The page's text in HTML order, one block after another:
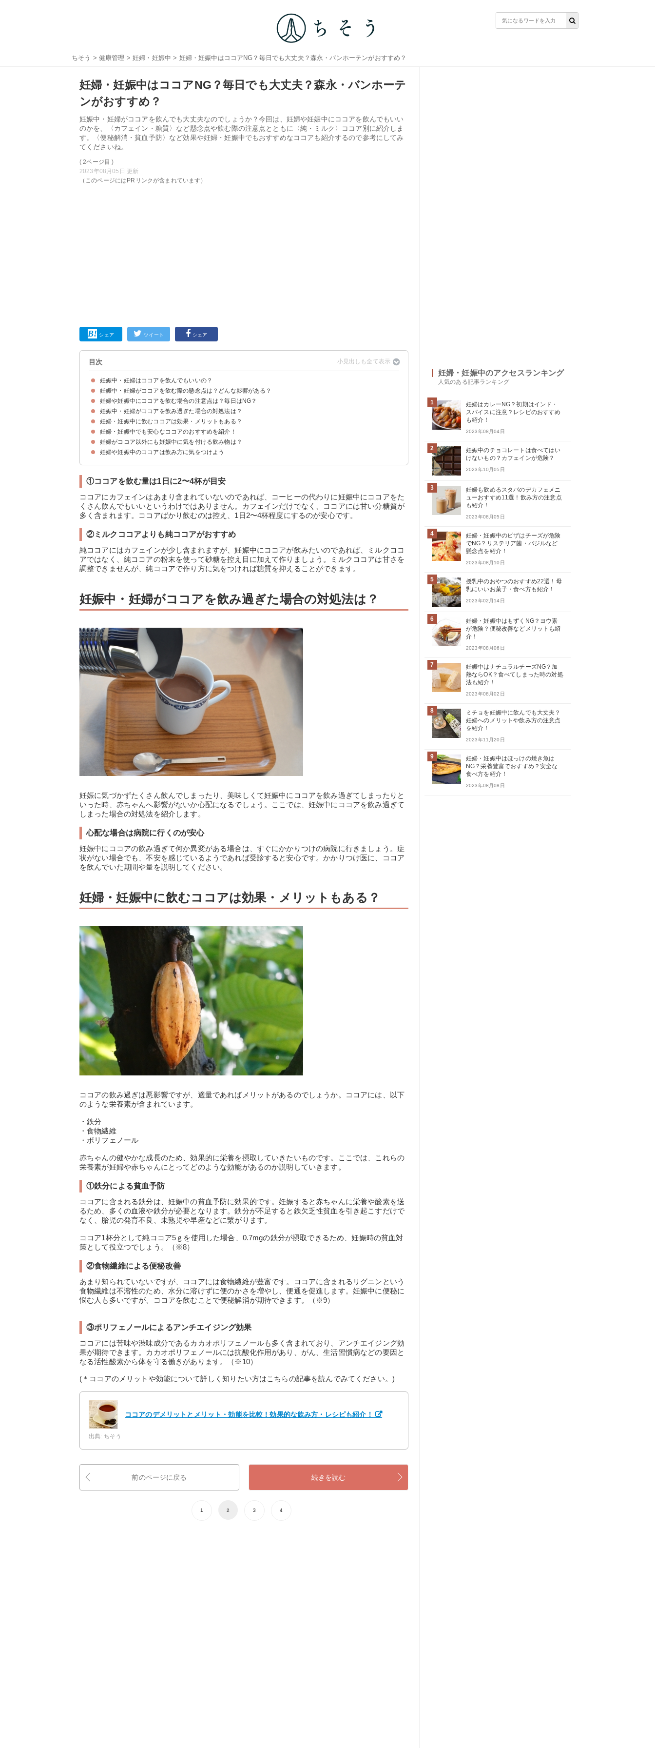
ちそう > 健康管理 >妊婦・妊娠中 > 妊婦・妊娠中はココアNG？毎日でも大丈夫？森永・バンホーテンがおすすめ？
妊婦・妊娠中はココアNG？毎日でも大丈夫？森永・バンホーテ
ンがおすすめ？
妊娠中・妊婦がココアを飲んでも大丈夫なのでしょうか？今回は、妊婦や妊娠中にココアを飲んでもいい
のかを、〈カフェイン・糖質〉など懸念点や飲む際の注意点とともに〈純・ミルク〉ココア別に紹介しま
す。〈便秘解消・貧血予防〉など効果や妊婦・妊娠中でもおすすめなココアも紹介するので参考にしてみ
てくださいね。
( 2ページ目 )
2023年08月05日 更新
（このページにはPRリンクが含まれています）
シェア ツイート シェア
目次
妊娠中・妊婦はココアを飲んでもいいの？
妊娠中のココアは飲み方に気をつければ大丈夫
妊娠中・妊婦がココアを飲む際の懸念点は？どんな影響がある？
①カフェイン
②糖質の過剰摂取による妊娠糖尿病のリスク
妊婦や妊娠中にココアを飲む場合の注意点は？毎日はNG？
①ココアを飲む量は1日に2〜4杯が目安
②ミルクココアよりも純ココアがおすすめ
妊娠中・妊婦がココアを飲み過ぎた場合の対処法は？
心配な場合は病院に行くのが安心
妊婦・妊娠中に飲むココアは効果・メリットもある？
①鉄分による貧血予防
②食物繊維による便秘改善
③ポリフェノールによるアンチエイジング効果
妊婦・妊娠中でも安心なココアのおすすめを紹介！
①森永純ココア
②牛乳屋さんのミルクココア
③バンホーテンミルクココア 糖質60％オフ
妊婦がココア以外にも妊娠中に気を付ける飲み物は？
妊婦や妊娠中のココアは飲み方に気をつけよう
①ココアを飲む量は1日に2〜4杯が目安
ココアにカフェインはあまり含まれていないのであれば、コーヒーの代わりに妊娠中にココアをた
くさん飲んでもいいというわけではありません。カフェインだけでなく、ココアには甘い分糖質が
多く含まれます。ココアばかり飲むのは控え、1日2〜4杯程度にするのが安心です。
②ミルクココアよりも純ココアがおすすめ
純ココアにはカフェインが少し含まれますが、妊娠中にココアが飲みたいのであれば、ミルクココ
アではなく、純ココアの粉末を使って砂糖を控え目に加えて作りましょう。ミルクココアは甘さを
調整できませんが、純ココアで作り方に気をつければ糖質を抑えることができます。
妊娠中・妊婦がココアを飲み過ぎた場合の対処法は？
妊娠に気づかずたくさん飲んでしまったり、美味しくて妊娠中にココアを飲み過ぎてしまったりと
いった時、赤ちゃんへ影響がないか心配になるでしょう。ここでは、妊娠中にココアを飲み過ぎて
しまった場合の対処法を紹介します。
心配な場合は病院に行くのが安心
妊娠中にココアの飲み過ぎて何か異変がある場合は、すぐにかかりつけの病院に行きましょう。症
状がない場合でも、不安を感じているようであれば受診すると安心です。かかりつけ医に、ココア
を飲んでいた期間や量を説明してください。
妊婦・妊娠中に飲むココアは効果・メリットもある？
ココアの飲み過ぎは悪影響ですが、適量であればメリットがあるのでしょうか。ココアには、以下
のような栄養素が含まれています。
・鉄分
・食物繊維
・ポリフェノール
赤ちゃんの健やかな成長のため、効果的に栄養を摂取していきたいものです。ここでは、これらの
栄養素が妊婦や赤ちゃんにとってどのような効能があるのか説明していきます。
①鉄分による貧血予防
ココアに含まれる鉄分は、妊娠中の貧血予防に効果的です。妊娠すると赤ちゃんに栄養や酸素を送
るため、多くの血液や鉄分が必要となります。鉄分が不足すると鉄欠乏性貧血を引き起こすだけで
なく、胎児の発育不良、未熟児や早産などに繋がります。
ココア1杯分として純ココア5ｇを使用した場合、0.7mgの鉄分が摂取できるため、妊娠時の貧血対
策として役立つでしょう。（※8）
②食物繊維による便秘改善
あまり知られていないですが、ココアには食物繊維が豊富です。ココアに含まれるリグニンという
食物繊維は不溶性のため、水分に溶けずに便のかさを増やし、便通を促進します。妊娠中に便秘に
悩む人も多いですが、ココアを飲むことで便秘解消が期待できます。（※9）
③ポリフェノールによるアンチエイジング効果
ココアには苦味や渋味成分であるカカオポリフェノールも多く含まれており、アンチエイジング効
果が期待できます。カカオポリフェノールには抗酸化作用があり、がん、生活習慣病などの要因と
なる活性酸素から体を守る働きがあります。（※10）
(＊ココアのメリットや効能について詳しく知りたい方はこちらの記事を読んでみてください。)
ココアのデメリットとメリット・効能を比較！効果的な飲み方・レシピも紹介！
出典: ちそう
前のページに戻る 続きを読む
1 2 3 4
妊婦・妊娠中のアクセスランキング
人気のある記事ランキング
1
妊婦はカレーNG？初期はインド・
スパイスに注意？レシピのおすすめ
も紹介！
2023年08月04日
2
妊娠中のチョコレートは食べてはい
けないもの？カフェインが危険？
2023年10月05日
3
妊婦も飲めるスタバのデカフェメニ
ューおすすめ11選！飲み方の注意点
も紹介！
2023年08月05日
4
妊婦・妊娠中のピザはチーズが危険
でNG？リステリア菌・バジルなど
懸念点を紹介！
2023年08月10日
5
授乳中のおやつのおすすめ22選！母
乳にいいお菓子・食べ方も紹介！
2023年02月14日
6
妊婦・妊娠中はもずくNG？ヨウ素
が危険？便秘改善などメリットも紹
介！
2023年08月06日
7
妊娠中はナチュラルチーズNG？加
熱ならOK？食べてしまった時の対処
法も紹介！
2023年08月02日
8
ミチョを妊娠中に飲んでも大丈夫？
妊婦へのメリットや飲み方の注意点
を紹介！
2023年11月20日
9
妊婦・妊娠中はほっけの焼き魚は
NG？栄養豊富でおすすめ？安全な
食べ方を紹介！
2023年08月08日